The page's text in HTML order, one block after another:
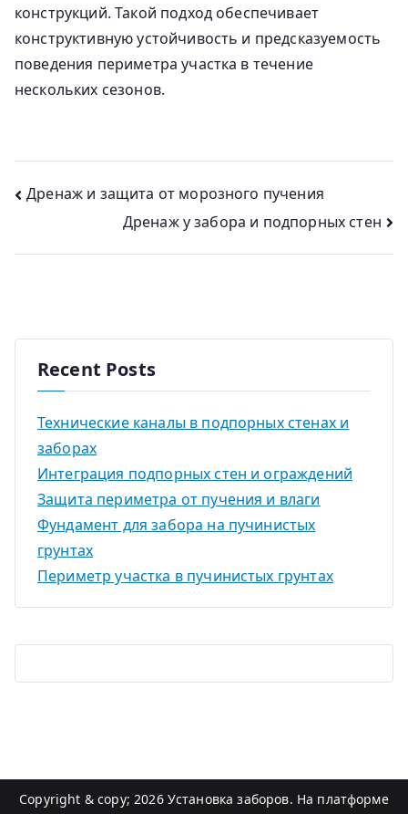
конструкций. Такой подход обеспечивает
конструктивную устойчивость и предсказуемость
поведения периметра участка в течение
нескольких сезонов.
Навигация
Дренаж и защита от морозного пучения
Дренаж у забора и подпорных стен
Recent Posts
Технические каналы в подпорных стенах и
заборах
Интеграция подпорных стен и ограждений
Защита периметра от пучения и влаги
Фундамент для забора на пучинистых
грунтах
Периметр участка в пучинистых грунтах
Copyright & copy; 2026 Установка заборов. На платформе